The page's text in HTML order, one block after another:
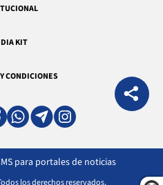
KIT
CONDICIONES
para portales de noticias
los derechos reservados.